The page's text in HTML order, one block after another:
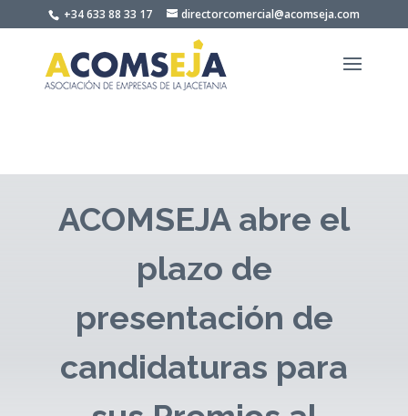
Skip to content+34 633 88 33 17 directorcomercial@acomseja.com
ACOMSEJA abre el
plazo de
presentación de
candidaturas para